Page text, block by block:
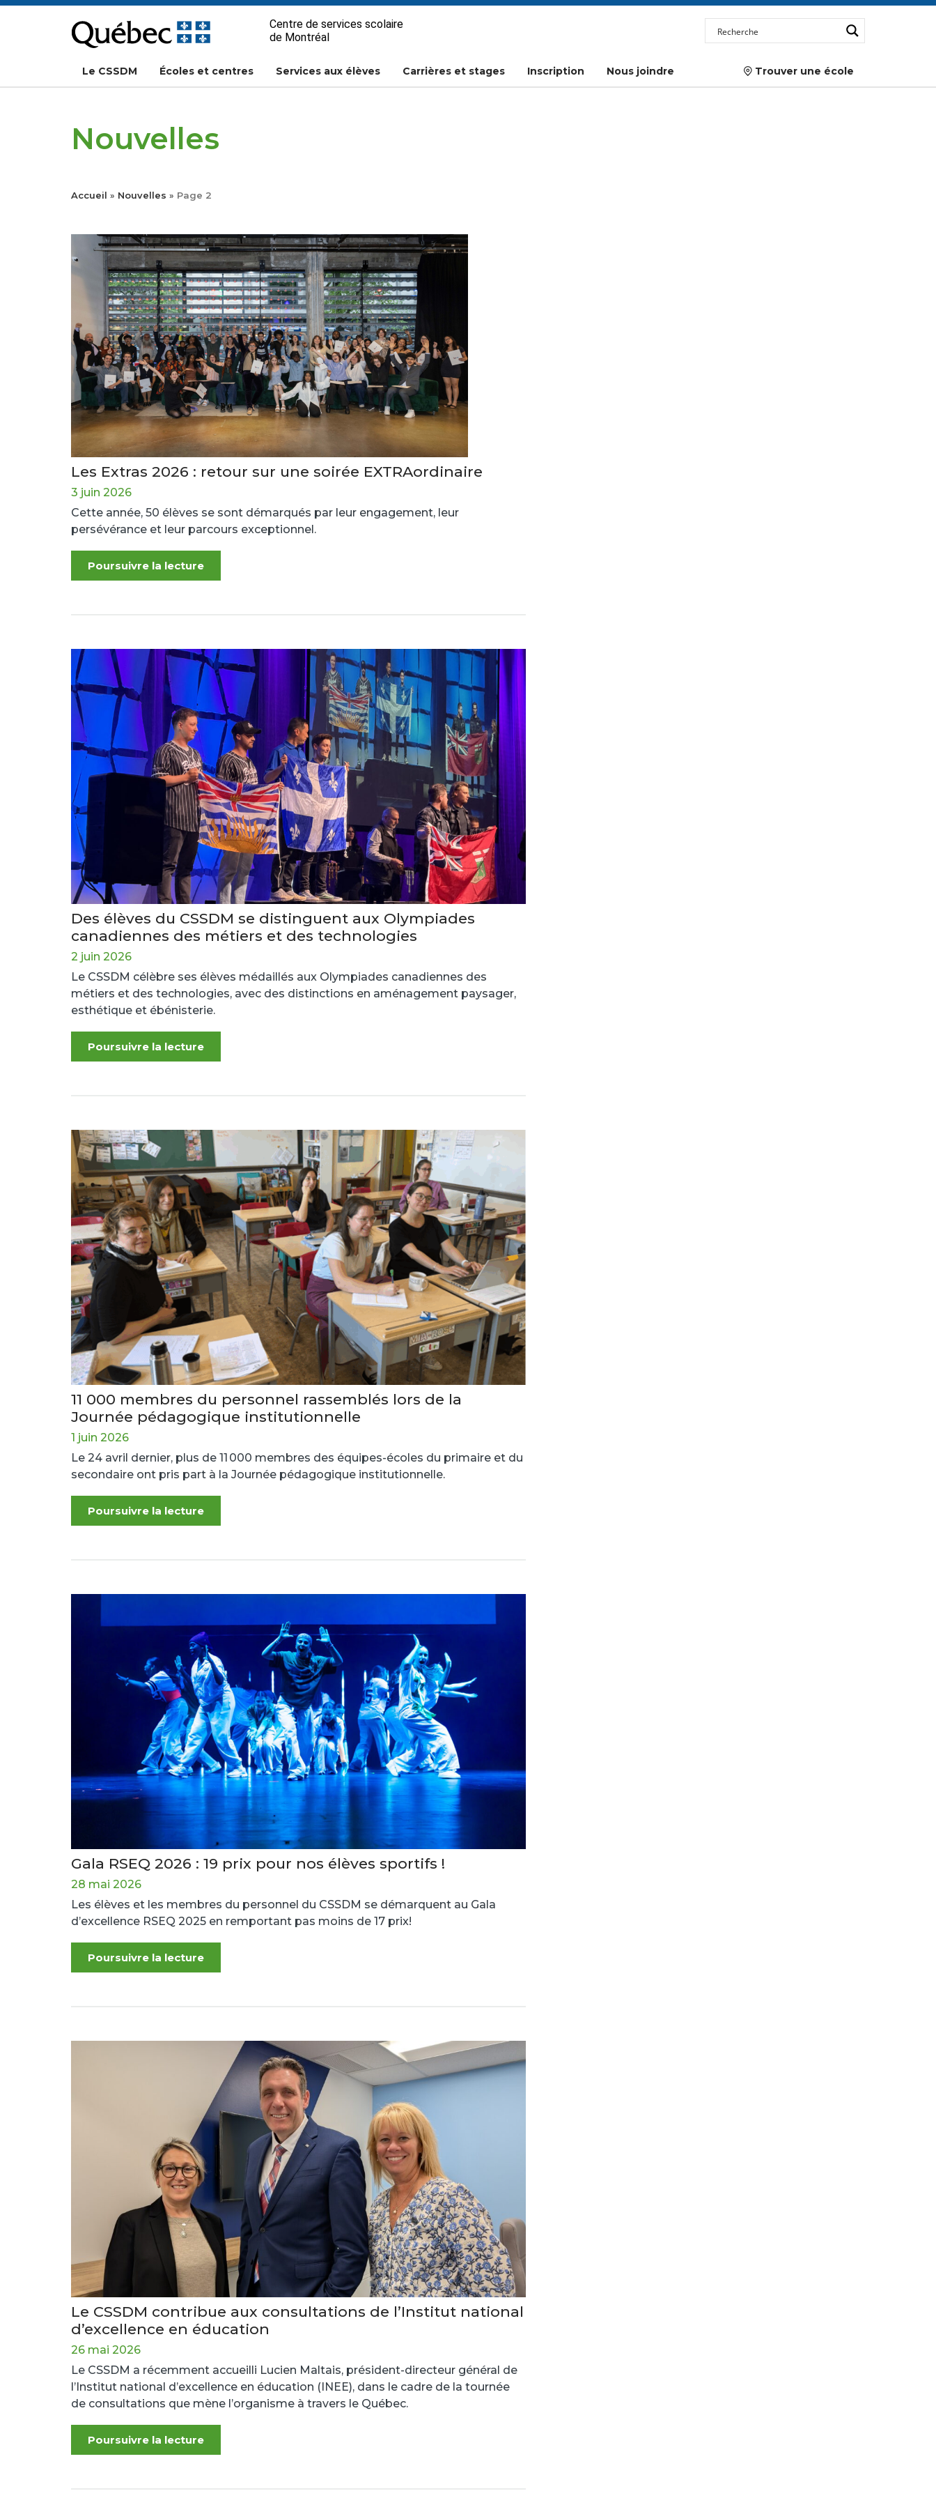
au
contenu
Centre de services scolaire
de Montréal
Le CSSDM Écoles et centres Services aux élèves Carrières et stages Inscription Nous joindre  Trouver une école
Nouvelles
Accueil » Nouvelles » Page 2
Les Extras 2026 : retour sur une soirée EXTRAordinaire
3 juin 2026
Cette année, 50 élèves se sont démarqués par leur engagement, leur
persévérance et leur parcours exceptionnel.
Poursuivre la lecture
Des élèves du CSSDM se distinguent aux Olympiades
canadiennes des métiers et des technologies
2 juin 2026
Le CSSDM célèbre ses élèves médaillés aux Olympiades canadiennes des
métiers et des technologies, avec des distinctions en aménagement paysager,
esthétique et ébénisterie.
Poursuivre la lecture
11 000 membres du personnel rassemblés lors de la
Journée pédagogique institutionnelle
1 juin 2026
Le 24 avril dernier, plus de 11 000 membres des équipes-écoles du primaire et du
secondaire ont pris part à la Journée pédagogique institutionnelle.
Poursuivre la lecture
Gala RSEQ 2026 : 19 prix pour nos élèves sportifs !
28 mai 2026
Les élèves et les membres du personnel du CSSDM se démarquent au Gala
d’excellence RSEQ 2025 en remportant pas moins de 17 prix!
Poursuivre la lecture
Le CSSDM contribue aux consultations de l’Institut national
d’excellence en éducation
26 mai 2026
Le CSSDM a récemment accueilli Lucien Maltais, président-directeur général de
l’Institut national d’excellence en éducation (INEE), dans le cadre de la tournée
de consultations que mène l’organisme à travers le Québec.
Poursuivre la lecture